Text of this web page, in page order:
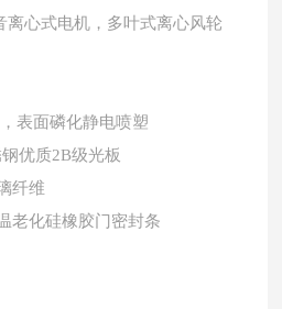
离心式电机，多叶式离心风轮
表面磷化静电喷塑
优质2B级光板
纤维
老化硅橡胶门密封条